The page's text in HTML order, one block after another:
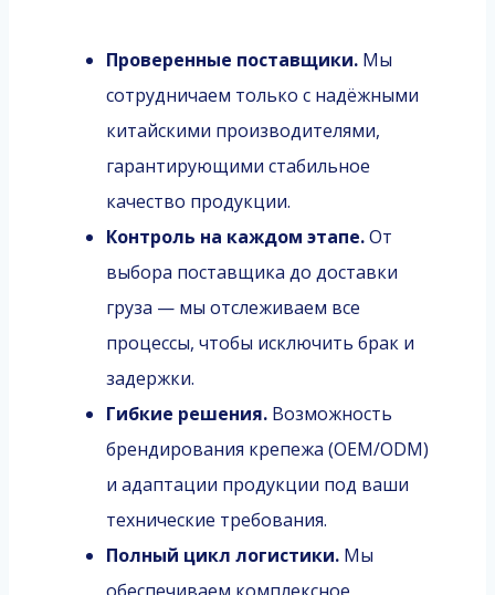
Проверенные поставщики. Мы
сотрудничаем только с надёжными
китайскими производителями,
гарантирующими стабильное
качество продукции.
Контроль на каждом этапе.От
выбора поставщика до доставки
груза — мы отслеживаем все
процессы, чтобы исключить брак и
задержки.
Гибкие решения. Возможность
брендирования крепежа (OEM/ODM)
и адаптации продукции под ваши
технические требования.
Полный цикл логистики. Мы